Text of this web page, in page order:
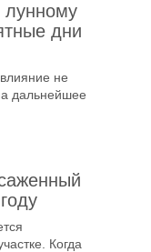
дни
не
дальнейшее
Когда